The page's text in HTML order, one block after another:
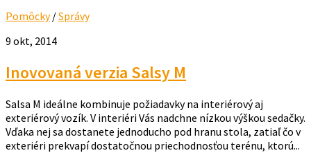
Pomôcky/Správy
9 okt, 2014
Inovovaná verzia Salsy M
Salsa M ideálne kombinuje požiadavky na interiérový aj
exteriérový vozík. V interiéri Vás nadchne nízkou výškou sedačky.
Vďaka nej sa dostanete jednoducho pod hranu stola, zatiaľ čo v
exteriéri prekvapí dostatočnou priechodnosťou terénu, ktorú...